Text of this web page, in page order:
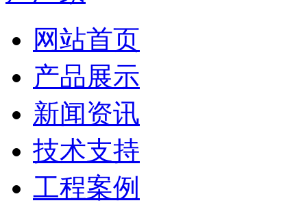
网站首页
产品展示
新闻资讯
技术支持
工程案例